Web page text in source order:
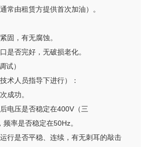
常由租赁方提供首次加油）。
固，有无腐蚀。
是否完好，无破损老化。
试）
术人员指导下进行）：
成功。
电压是否稳定在400V（三
率是否稳定在50Hz。
行是否平稳、连续，有无刺耳的敲击